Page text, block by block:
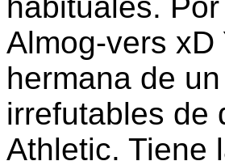
habituales.
Almog-vers
hermana de
irrefutables de
Athletic. Tiene